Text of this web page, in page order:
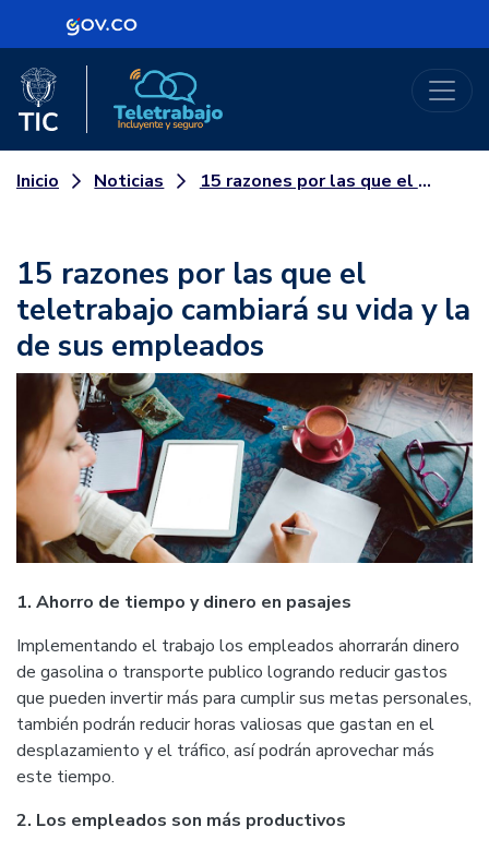
Logo Gobierno de Colombia
Logo del Ministerio TIC
Inicio Noticias 15 razones por las que el teletrabajo cambiará su vida y la de sus empleados
15 razones por las que el
teletrabajo cambiará su vida y la
de sus empleados
1. Ahorro de tiempo y dinero en pasajes
Implementando el trabajo los empleados ahorrarán dinero
de gasolina o transporte publico logrando reducir gastos
que pueden invertir más para cumplir sus metas personales,
también podrán reducir horas valiosas que gastan en el
desplazamiento y el tráfico, así podrán aprovechar más
este tiempo.
2. Los empleados son más productivos